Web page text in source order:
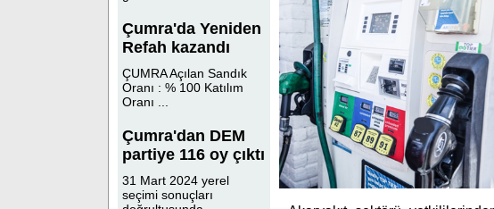
Çumra'da Yeniden
Refah kazandı
ÇUMRA Açılan Sandık
Oranı : % 100 Katılım
Oranı ...
Çumra'dan DEM
partiye 116 oy çıktı
31 Mart 2024 yerel
seçimi sonuçları